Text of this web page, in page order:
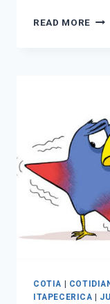
READ MORE
COTIA |
ITAPECERICA |